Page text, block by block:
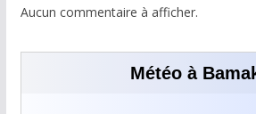
Aucun commentaire à afficher.
Météo à